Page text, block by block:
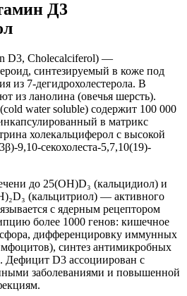
Д3
D3, Cholecalciferol) —
синтезируемый в коже под
из 7-дегидрохолестерола. В
из ланолина (овечья шерсть).
water soluble) содержит 100 000
в матрикс
холекальциферол с высокой
9,10-секохолеста-5,7,10(19)-
до 25(OH)D₃ (кальцидиол) и
(кальцитриол) — активного
с ядерным рецептором
более 1000 генов: кишечное
дифференцировку иммунных
синтез антимикробных
Дефицит D3 ассоциирован с
заболеваниями и повышенной